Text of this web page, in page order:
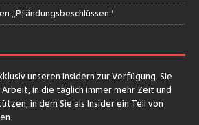
„Pfändungsbeschlüssen“
unseren Insidern zur Verfügung. Sie
in die täglich immer mehr Zeit und
in dem Sie als Insider ein Teil von